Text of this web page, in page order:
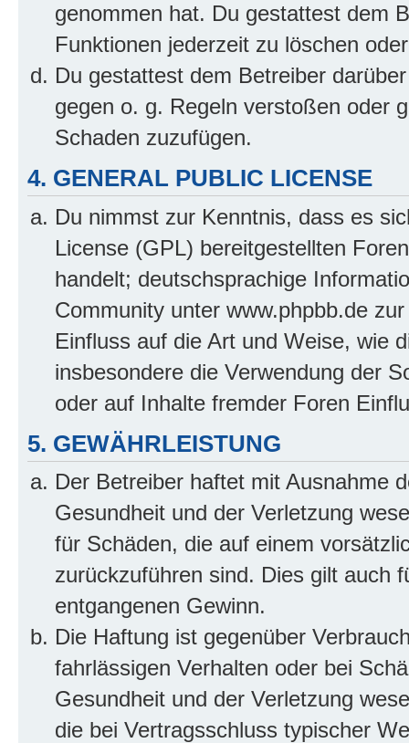
genommen hat. Du gestattest dem
Funktionen jederzeit zu löschen
Du gestattest dem Betreiber
gegen o. g. Regeln verstoßen oder
Schaden zuzufügen.
4. GENERAL PUBLIC LICENSE
Du nimmst zur Kenntnis, dass es
License (GPL) bereitgestellten
handelt; deutschsprachige
Community unter www.phpbb.de
Einfluss auf die Art und Weise, wie
insbesondere die Verwendung der
oder auf Inhalte fremder Foren
5. GEWÄHRLEISTUNG
Der Betreiber haftet mit Ausnahme
Gesundheit und der Verletzung
für Schäden, die auf einem
zurückzuführen sind. Dies gilt auch
entgangenen Gewinn.
Die Haftung ist gegenüber
fahrlässigen Verhalten oder bei
Gesundheit und der Verletzung
die bei Vertragsschluss typischer